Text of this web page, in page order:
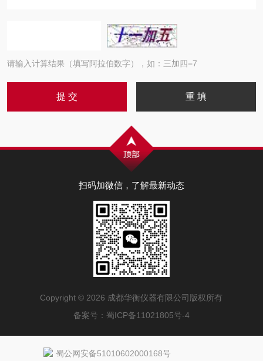
请输入计算结果（填写阿拉伯数字），如：三加四=7
扫码加微信，了解最新动态
Copyright © 2026 成都华衡仪器有限公司版权所有
备案号： 蜀ICP备11021805号-4
蜀公网安备51010602000168号